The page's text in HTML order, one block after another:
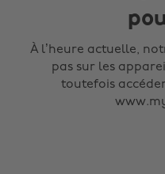
À l’heure actuelle,
pas sur les
toutefois